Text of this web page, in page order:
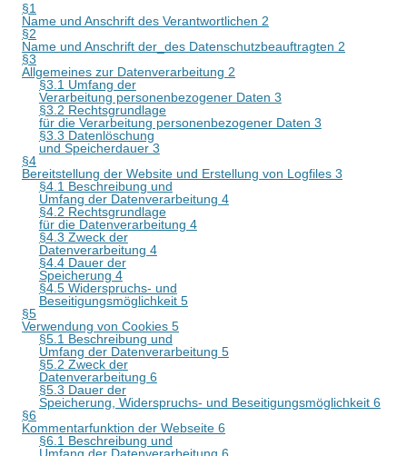
§1
Name und Anschrift des Verantwortlichen 2
§2
Name und Anschrift der_des Datenschutzbeauftragten 2
§3
Allgemeines zur Datenverarbeitung 2
§3.1 Umfang der
Verarbeitung personenbezogener Daten 3
§3.2 Rechtsgrundlage
für die Verarbeitung personenbezogener Daten 3
§3.3 Datenlöschung
und Speicherdauer 3
§4
Bereitstellung der Website und Erstellung von Logfiles 3
§4.1 Beschreibung und
Umfang der Datenverarbeitung 4
§4.2 Rechtsgrundlage
für die Datenverarbeitung 4
§4.3 Zweck der
Datenverarbeitung 4
§4.4 Dauer der
Speicherung 4
§4.5 Widerspruchs- und
Beseitigungsmöglichkeit 5
§5
Verwendung von Cookies 5
§5.1 Beschreibung und
Umfang der Datenverarbeitung 5
§5.2 Zweck der
Datenverarbeitung 6
§5.3 Dauer der
Speicherung, Widerspruchs- und Beseitigungsmöglichkeit 6
§6
Kommentarfunktion der Webseite 6
§6.1 Beschreibung und